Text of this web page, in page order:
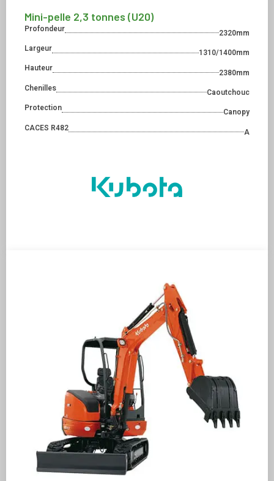
Mini-pelle 2,3 tonnes (U20)
Profondeur
2320mm
Largeur
1310/1400mm
Hauteur
2380mm
Chenilles
Caoutchouc
Protection
Canopy
CACES R482
A